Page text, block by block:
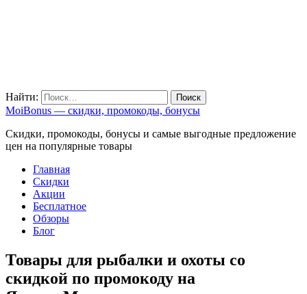
Найти:
MoiBonus — скидки, промокоды, бонусы
Скидки, промокоды, бонусы и самые выгодные предложение
цен на популярные товары
Главная
Скидки
Акции
Бесплатное
Обзоры
Блог
Товары для рыбалки и охоты со
скидкой по промокоду на